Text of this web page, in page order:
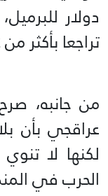
دولار
تراجعا بأكثر من 2% في جلسة الأربعاء.
من جانبه،
عراقجي بأن
لكنها لا
الحرب في